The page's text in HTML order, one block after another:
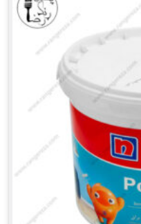
می
ها
ممکن
در
صفحه
محصول
انتخاب
شوند